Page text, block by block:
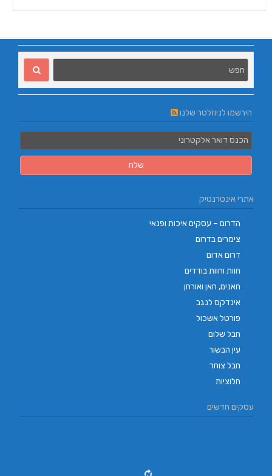
הירשמו לניוזלטר שלנו
אתרי אינטרנטיק
הדרום – עסקים איכות ופנאי
צימרים בדרום
דרום אדום
חוות וחוות בודדים
חאנים, חאן ואורחן
אינדקס לנגב
פורטל אשכול
חבל שלום
עין הבשור
חבל צוחר
חלוציות
עסקים חדשים